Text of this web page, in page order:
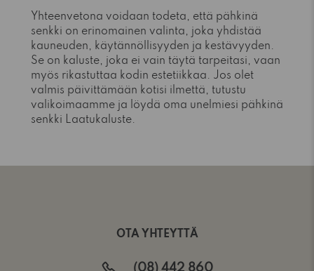
Yhteenvetona voidaan todeta, että pähkinä
senkki on erinomainen valinta, joka yhdistää
kauneuden, käytännöllisyyden ja kestävyyden.
Se on kaluste, joka ei vain täytä tarpeitasi, vaan
myös rikastuttaa kodin estetiikkaa. Jos olet
valmis päivittämään kotisi ilmettä, tutustu
valikoimaamme ja löydä oma unelmiesi pähkinä
senkki Laatukaluste.
OTA YHTEYTTÄ
(08) 442 860